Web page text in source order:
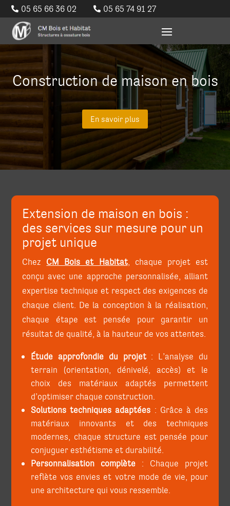
 05 65 66 36 02  05 65 74 91 27
Construction de maison en bois
En savoir plus
Extension de maison en bois :
des services sur mesure pour un
projet unique
Chez CM Bois et Habitat, chaque projet est
conçu avec une approche personnalisée, alliant
expertise technique et respect des exigences de
chaque client. De la conception à la réalisation,
chaque étape est pensée pour garantir un
résultat de qualité, à la hauteur de vos attentes.
Étude approfondie du projet: L’analyse du
terrain (orientation, dénivelé, accès) et le
choix des matériaux adaptés permettent
d’optimiser chaque construction.
Solutions techniques adaptées : Grâce à des
matériaux innovants et des techniques
modernes, chaque structure est pensée pour
conjuguer esthétisme et durabilité.
Personnalisation complète : Chaque projet
reflète vos envies et votre mode de vie, pour
une architecture qui vous ressemble.